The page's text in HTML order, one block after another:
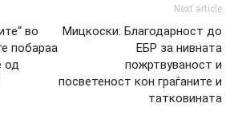
во
побараа
од
Next article
Мицкоски: Благодарност до
ЕБР за нивната
пожртвуваност и
посветеност кон граѓаните и
татковината